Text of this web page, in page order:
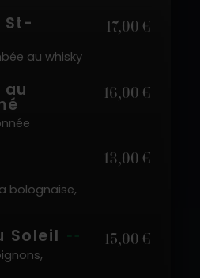
St-
au whisky
17,00 €
16,00 €
bolognaise,
13,00 €
Soleil 15,00 €